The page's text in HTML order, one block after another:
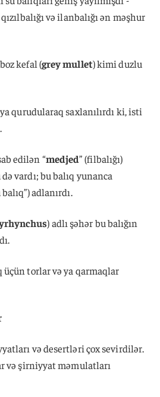
və ilanbalığı ən məşhur
kefal (grey mullet) kimi duzlu
qurudularaq saxlanılırdı ki, isti
edilən “medjed” (filbalığı)
vardı; bu balıq yunanca
adlanırdı.
) adlı şəhər bu balığın
torlar və ya qarmaqlar
və desertləri çox sevirdilər.
və şirniyyat məmulatları